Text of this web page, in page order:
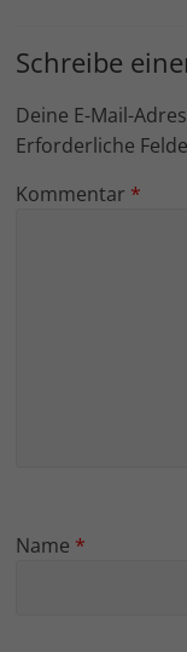
Schreibe
Deine E-Mail-
Erforderliche
Kommentar *
Name *